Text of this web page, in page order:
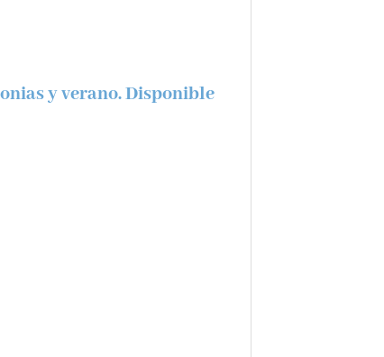
y verano. Disponible